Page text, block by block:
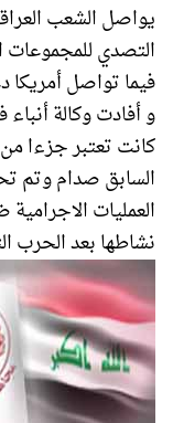
يواصل الشعب
التصدي للمجموعات
فيما تواصل أمريكا
و أفادت وكالة
كانت تعتبر جزءا من
السابق صدام وتم
العمليات
نشاطها بعد الحرب